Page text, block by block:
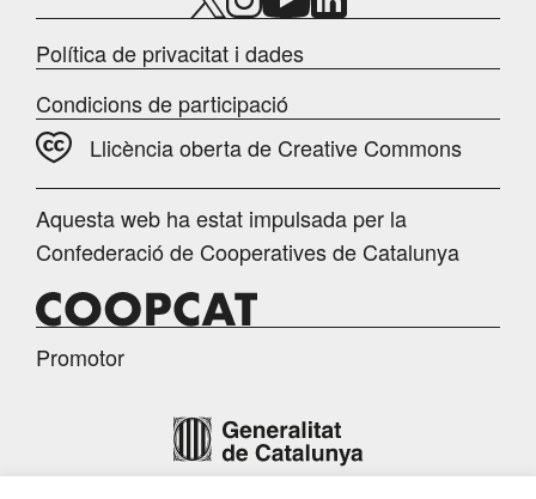
Política de privacitat i dades
Condicions de participació
Llicència oberta de Creative Commons
Aquesta web ha estat impulsada per la
Confederació de Cooperatives de Catalunya
Promotor